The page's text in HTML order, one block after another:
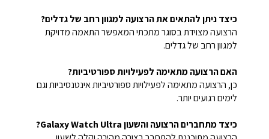
כיצד ניתן להתאים את הרצועה למגוון רחב של גדלים?
הרצועה מצוידת בסוגר מתכתי המאפשר התאמה מדויקת
למגוון רחב של גדלים.
האם הרצועה מתאימה לפעילויות ספורטיביות?
כן, הרצועה מתאימה לפעילויות ספורטיביות אינטנסיביות וגם
לימים רגועים יותר.
כיצד מתחברים הרצועה והשעון Galaxy Watch Ultra?